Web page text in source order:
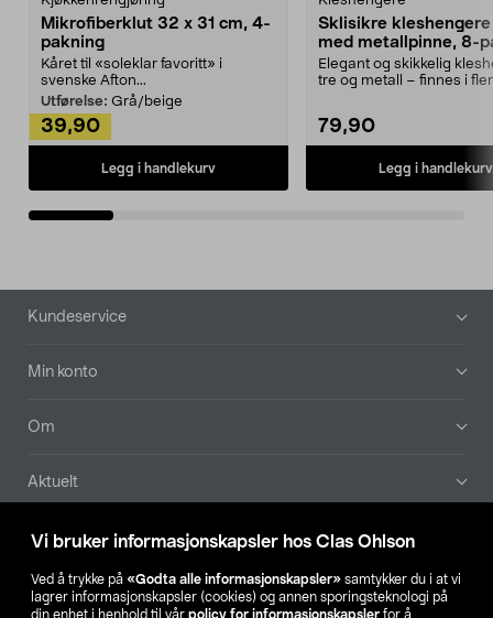
Vi bruker informasjonskapsler hos Clas Ohlson
Ved å trykke på «Godta alle informasjonskapsler» samtykker du i at vi
lagrer informasjonskapsler (cookies) og annen sporingsteknologi på
din enhet i henhold til vår policy for informasjonskapsler for å
Mikrofiberklut 32 x 31 cm, 4-
pakning
Kåret til «soleklar favoritt» i
svenske Afton...
Utførelse: Grå/beige
39,90
Legg i handlekurv
Sklisikre
med metallpinne, 8-
Elegant og skikkelig
tre og metall – finnes i
79,90
Legg i handlekurv
Bunntekst
Kundeservice
Min konto
Om
Aktuelt
Våre selskaper
Finn din butikk